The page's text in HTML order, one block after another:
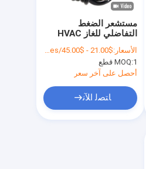
مستشعر الضغط
التفاضلي للغاز HVAC
هيكل متكامل
الأسعار:$21.00 - $45.00/Pieces
MOQ:1 قطع
أحصل على آخر سعر
ﺎﺘﺼﻟ ﺍﻶﻧ